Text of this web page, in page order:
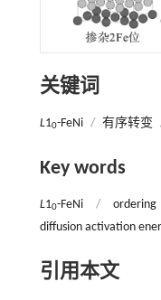
关键词
L10-FeNi / 有序转变
Key words
L10-FeNi /
diffusion activation
引用本文